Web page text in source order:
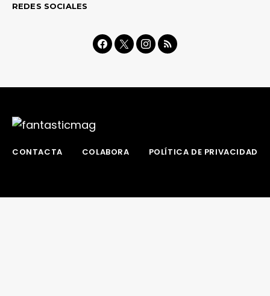
REDES SOCIALES
CONTACTA COLABORA POLÍTICA DE PRIVACIDAD